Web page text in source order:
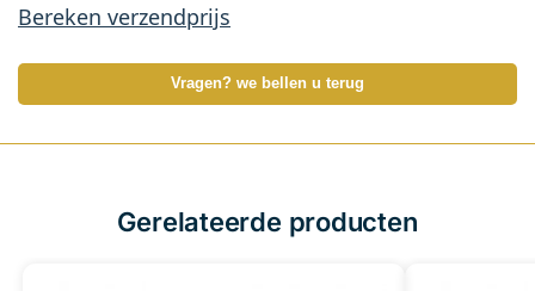
Bereken verzendprijs
Vragen? we bellen u terug
Gerelateerde producten